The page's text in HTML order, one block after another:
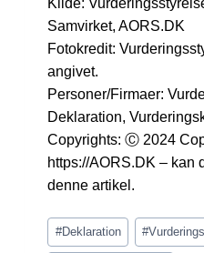
Kilde:
Samvirket, AORS.DK
Fotokredit:
angivet.
Personer/Firmaer:
Deklaration,
Copyrights: Ⓒ 2024
https://AORS.DK – kan
denne artikel.
Indlæg-
tags:
#Deklaration #